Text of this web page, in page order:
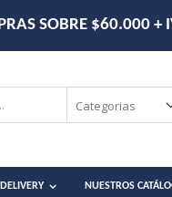
SOBRE $60.000
DELIVERY NUESTROS